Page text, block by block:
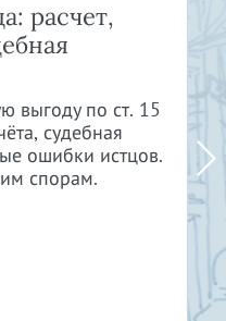
расчет,
выгоду по ст. 15
судебная
ошибки истцов.
спорам.